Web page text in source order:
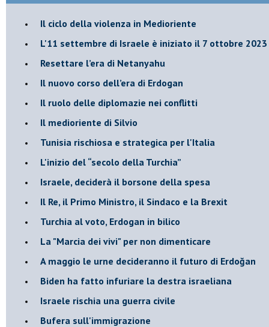
Il ciclo della violenza in Medioriente
L'11 settembre di Israele è iniziato il 7 ottobre 2023
Resettare l’era di Netanyahu
​Il nuovo corso dell’era di Erdogan
Il ruolo delle diplomazie nei conflitti
Il medioriente di Silvio
Tunisia rischiosa e strategica per l'Italia
L'inizio del “secolo della Turchia”
Israele, deciderà il borsone della spesa
Il Re, il Primo Ministro, il Sindaco e la Brexit
Turchia al voto, Erdogan in bilico
La "Marcia dei vivi" per non dimenticare
A maggio le urne decideranno il futuro di Erdoğan
Biden ha fatto infuriare la destra israeliana
Israele rischia una guerra civile
Bufera sull'immigrazione